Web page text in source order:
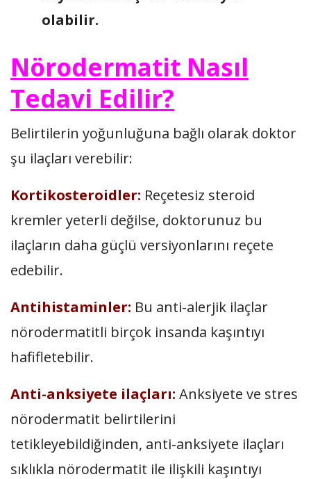
olabilir.
Nörodermatit Nasıl
Tedavi Edilir?
Belirtilerin yoğunluğuna bağlı olarak doktor
şu ilaçları verebilir:
Kortikosteroidler: Reçetesiz steroid
kremler yeterli değilse, doktorunuz bu
ilaçların daha güçlü versiyonlarını reçete
edebilir.
Antihistaminler: Bu anti-alerjik ilaçlar
nörodermatitli birçok insanda kaşıntıyı
hafifletebilir.
Anti-anksiyete ilaçları: Anksiyete ve stres
nörodermatit belirtilerini
tetikleyebildiğinden, anti-anksiyete ilaçları
sıklıkla nörodermatit ile ilişkili kaşıntıyı